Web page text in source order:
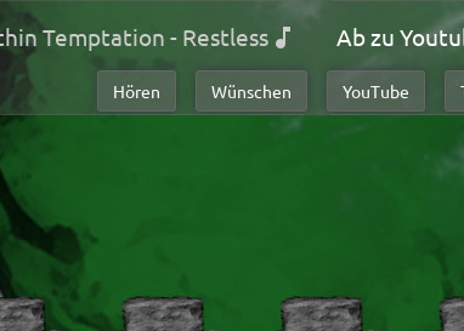
Temptation - Restless
Hören Wünschen
Ab zu
YouTube